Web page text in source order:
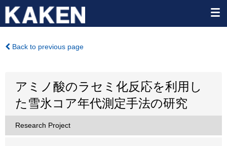
Back to previous page
アミノ酸のラセミ化反応を利用し
た雪氷コア年代測定手法の研究
Research Project